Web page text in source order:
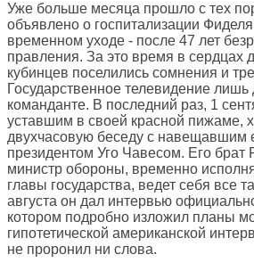
Уже больше месяца прошло с тех
объявлено о госпитализации
временном уходе - после 47 лет
правления. За это время в сердцах
кубинцев поселились сомнения и
Государственное телевидение
команданте. В последний раз, 1
уставшим в своей красной пижаме,
двухчасовую беседу с навещавшим
президентом Уго Чавесом. Его брат
министр обороны, временно
главы государства, ведет себя все
августа он дал интервью
котором подробно изложил планы
гипотетической американской
не проронил ни слова.